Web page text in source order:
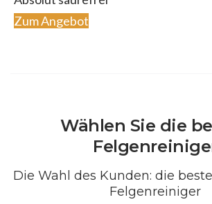
Zum Angebot
Wählen Sie die
Die Wahl des Kunden: die
Felgenreiniger